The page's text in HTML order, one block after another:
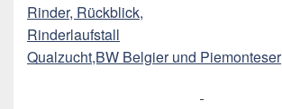
Rinder, Rückblick,
Rinderlaufstall
Qualzucht,BW Belgier und Piemonteser